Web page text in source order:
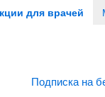
для врачей
Подписка на